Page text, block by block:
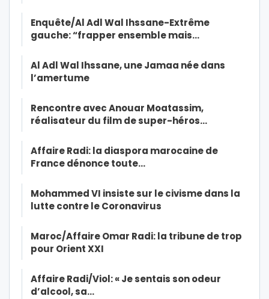
Enquête/Al Adl Wal Ihssane-Extrême
gauche: “frapper ensemble mais…
Al Adl Wal Ihssane, une Jamaa née dans
l’amertume
Rencontre avec Anouar Moatassim,
réalisateur du film de super-héros…
Affaire Radi: la diaspora marocaine de
France dénonce toute…
Mohammed VI insiste sur le civisme dans la
lutte contre le Coronavirus
Maroc/Affaire Omar Radi: la tribune de trop
pour Orient XXI
Affaire Radi/Viol: « Je sentais son odeur
d’alcool, sa…